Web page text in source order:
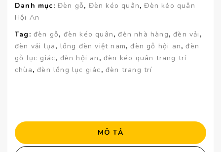
Danh mục: Đèn gỗ, Đèn kéo quân,Đèn kéo quân
Hội An
Tag: đèn gỗ, đèn kéo quân,đèn nhà hàng,đèn vải ,
đèn vải lụa, lồng đèn việt nam,đèn gỗ hội an,đèn
gỗ lục giác, đèn hội an ,đèn kéo quân trang trí
chùa,đèn lồng lục giác ,đèn trang trí
MÔ TẢ